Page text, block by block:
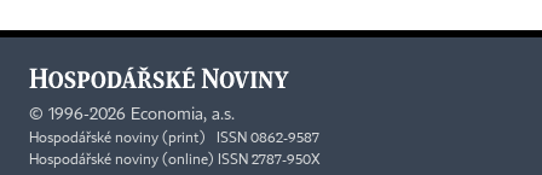
© 1996-2026 Economia, a.s.
Hospodářské noviny (print) ISSN 0862-9587
Hospodářské noviny (online) ISSN 2787-950X